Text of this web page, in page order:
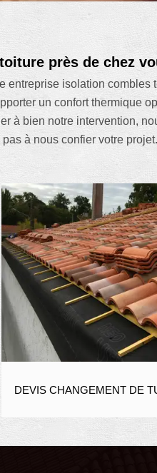
près de chez
entreprise isolation
un confort thermique
à bien notre intervention,
à nous confier votre projet.
DE TUILE 33